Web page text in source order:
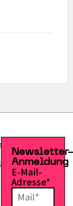
Anmeldung
E-Mail-
Adresse*